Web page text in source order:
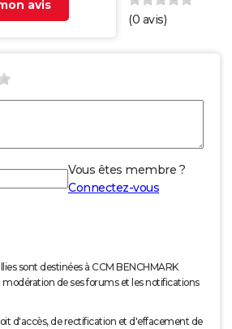
avis
(0 avis)
Vous êtes membre ?
Connectez-vous
sont destinées à CCM BENCHMARK
modération de ses forums et les notifications
d'accès, de rectification et d'effacement de